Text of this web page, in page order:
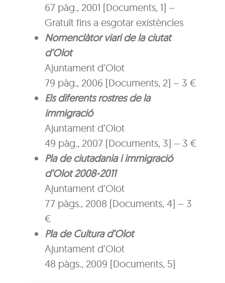
67 pàg., 2001 [Documents, 1] –
Gratuït fins a esgotar existències
Nomenclàtor viari de la ciutat
d’Olot
Ajuntament d’Olot
79 pàg., 2006 [Documents, 2] – 3 €
Els diferents rostres de la
immigració
Ajuntament d’Olot
49 pàg., 2007 [Documents, 3] – 3 €
Pla de ciutadania i immigració
d’Olot 2008-2011
Ajuntament d’Olot
77 pàgs., 2008 [Documents, 4] – 3
€
Pla de Cultura d’Olot
Ajuntament d’Olot
48 pàgs., 2009 [Documents, 5]